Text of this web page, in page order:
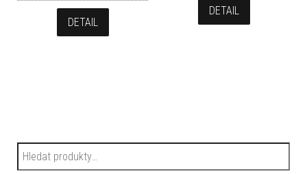
DETAIL
DETAIL
Hledat: